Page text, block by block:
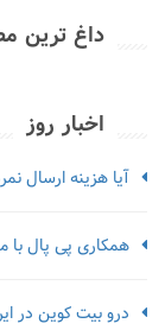
داغ ترین
اخبار روز
آیا هزینه ارسال
همکاری پی پال با
درو بیت کوین در